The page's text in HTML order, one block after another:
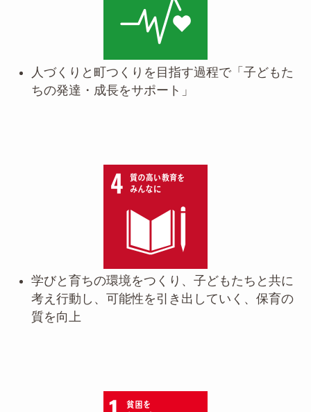
人づくりと町つくりを目指す過程で「子どもた
ちの発達・成長をサポート」
学びと育ちの環境をつくり、子どもたちと共に
考え行動し、可能性を引き出していく、保育の
質を向上